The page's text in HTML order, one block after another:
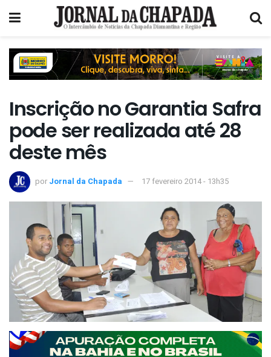
Inscrição no Garantia Safra
pode ser realizada até 28
deste mês
por Jornal da Chapada 17 fevereiro 2014 - 13h35